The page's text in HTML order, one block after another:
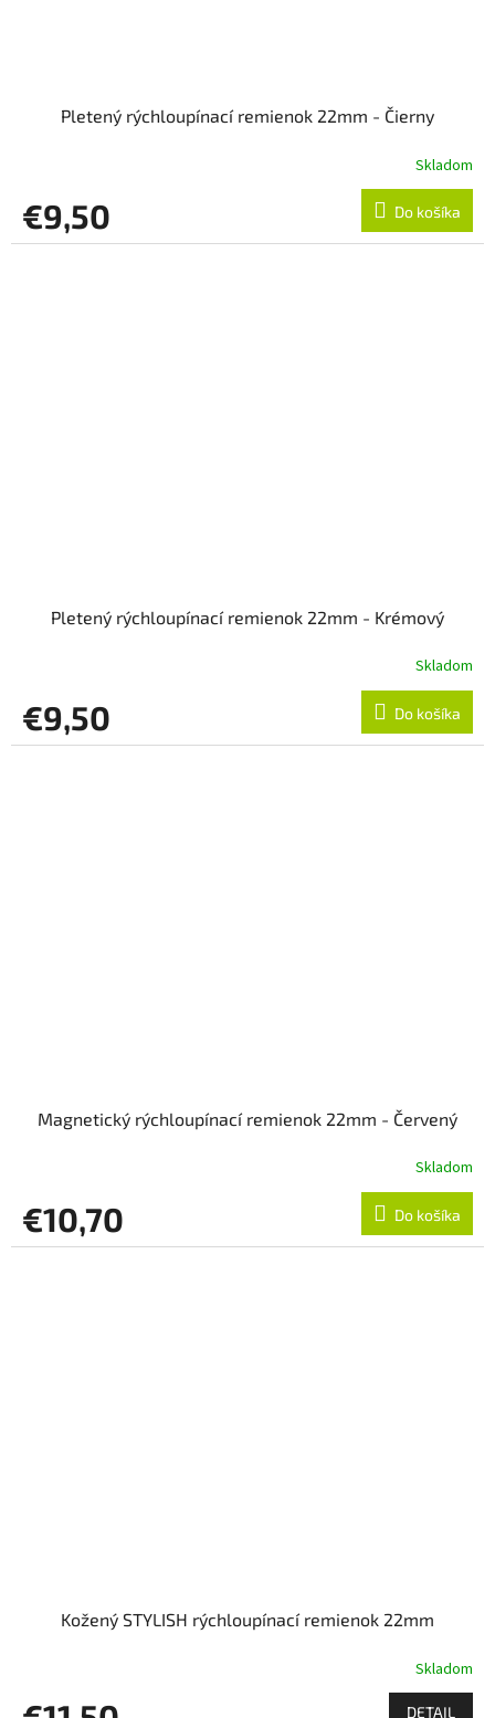
Pletený rýchloupínací remienok 22mm - Čierny
Skladom
€9,50 Do košíka
Pletený rýchloupínací remienok 22mm - Krémový
Skladom
€9,50 Do košíka
Magnetický rýchloupínací remienok 22mm - Červený
Skladom
€10,70 Do košíka
Kožený STYLISH rýchloupínací remienok 22mm
Skladom
DETAIL